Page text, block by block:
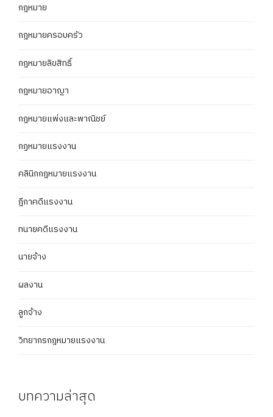
กฎหมาย
กฎหมายครอบครัว
กฎหมายลิขสิทธิ์
กฎหมายอาญา
กฎหมายแพ่งและพาณิชย์
กฏหมายแรงงาน
คลินิกกฎหมายแรงงาน
ฎีกาคดีแรงงาน
ทนายคดีแรงงาน
นายจ้าง
ผลงาน
ลูกจ้าง
วิทยากรกฎหมายแรงงาน
บทความล่าสุด